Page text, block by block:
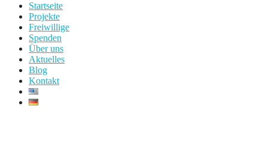
Startseite
Projekte
Freiwillige
Spenden
Über uns
Aktuelles
Blog
Kontakt